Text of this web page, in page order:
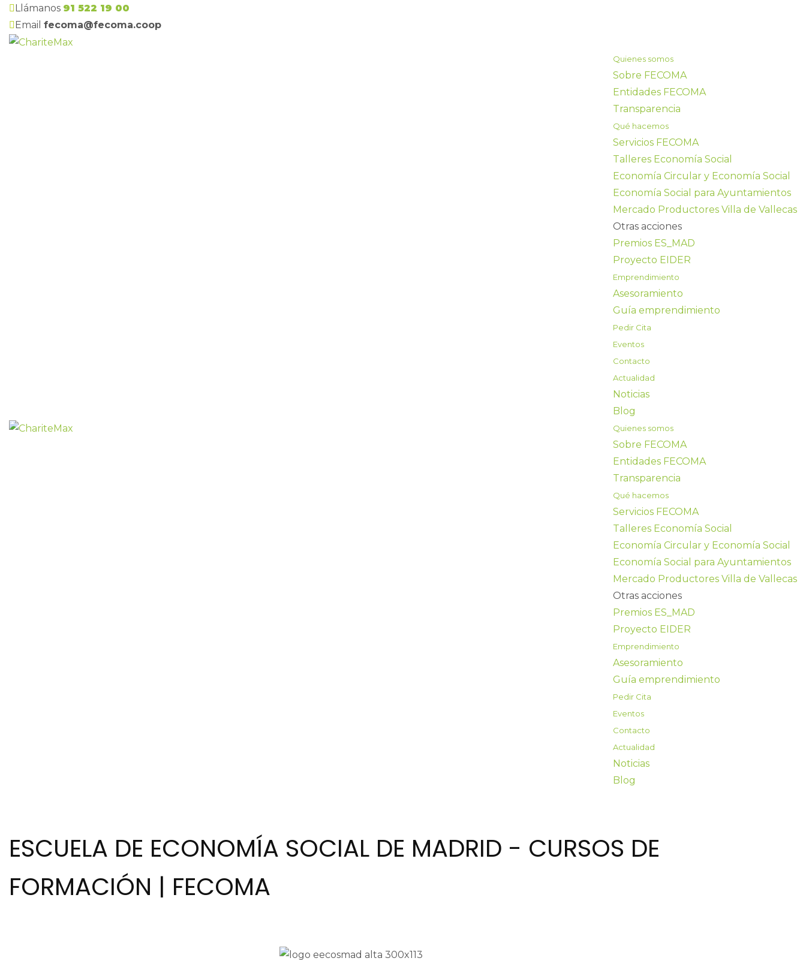
Llámanos 91 522 19 00
Email fecoma@fecoma.coop
Quienes somos
Sobre FECOMA
Entidades FECOMA
Transparencia
Qué hacemos
Servicios FECOMA
Talleres Economía Social
Economía Circular y Economía Social
Economía Social para Ayuntamientos
Mercado Productores Villa de Vallecas
Otras acciones
Premios ES_MAD
Proyecto EIDER
Emprendimiento
Asesoramiento
Guía emprendimiento
Pedir Cita
Eventos
Contacto
Actualidad
Noticias
Blog
Quienes somos
Sobre FECOMA
Entidades FECOMA
Transparencia
Qué hacemos
Servicios FECOMA
Talleres Economía Social
Economía Circular y Economía Social
Economía Social para Ayuntamientos
Mercado Productores Villa de Vallecas
Otras acciones
Premios ES_MAD
Proyecto EIDER
Emprendimiento
Asesoramiento
Guía emprendimiento
Pedir Cita
Eventos
Contacto
Actualidad
Noticias
Blog
ESCUELA DE ECONOMÍA SOCIAL DE MADRID - CURSOS DE
FORMACIÓN | FECOMA